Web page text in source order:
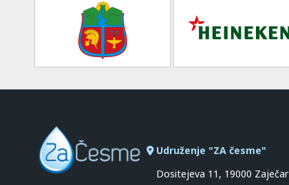
Udruženje "ZA česme"
Dositejeva 11, 19000 Zaječar